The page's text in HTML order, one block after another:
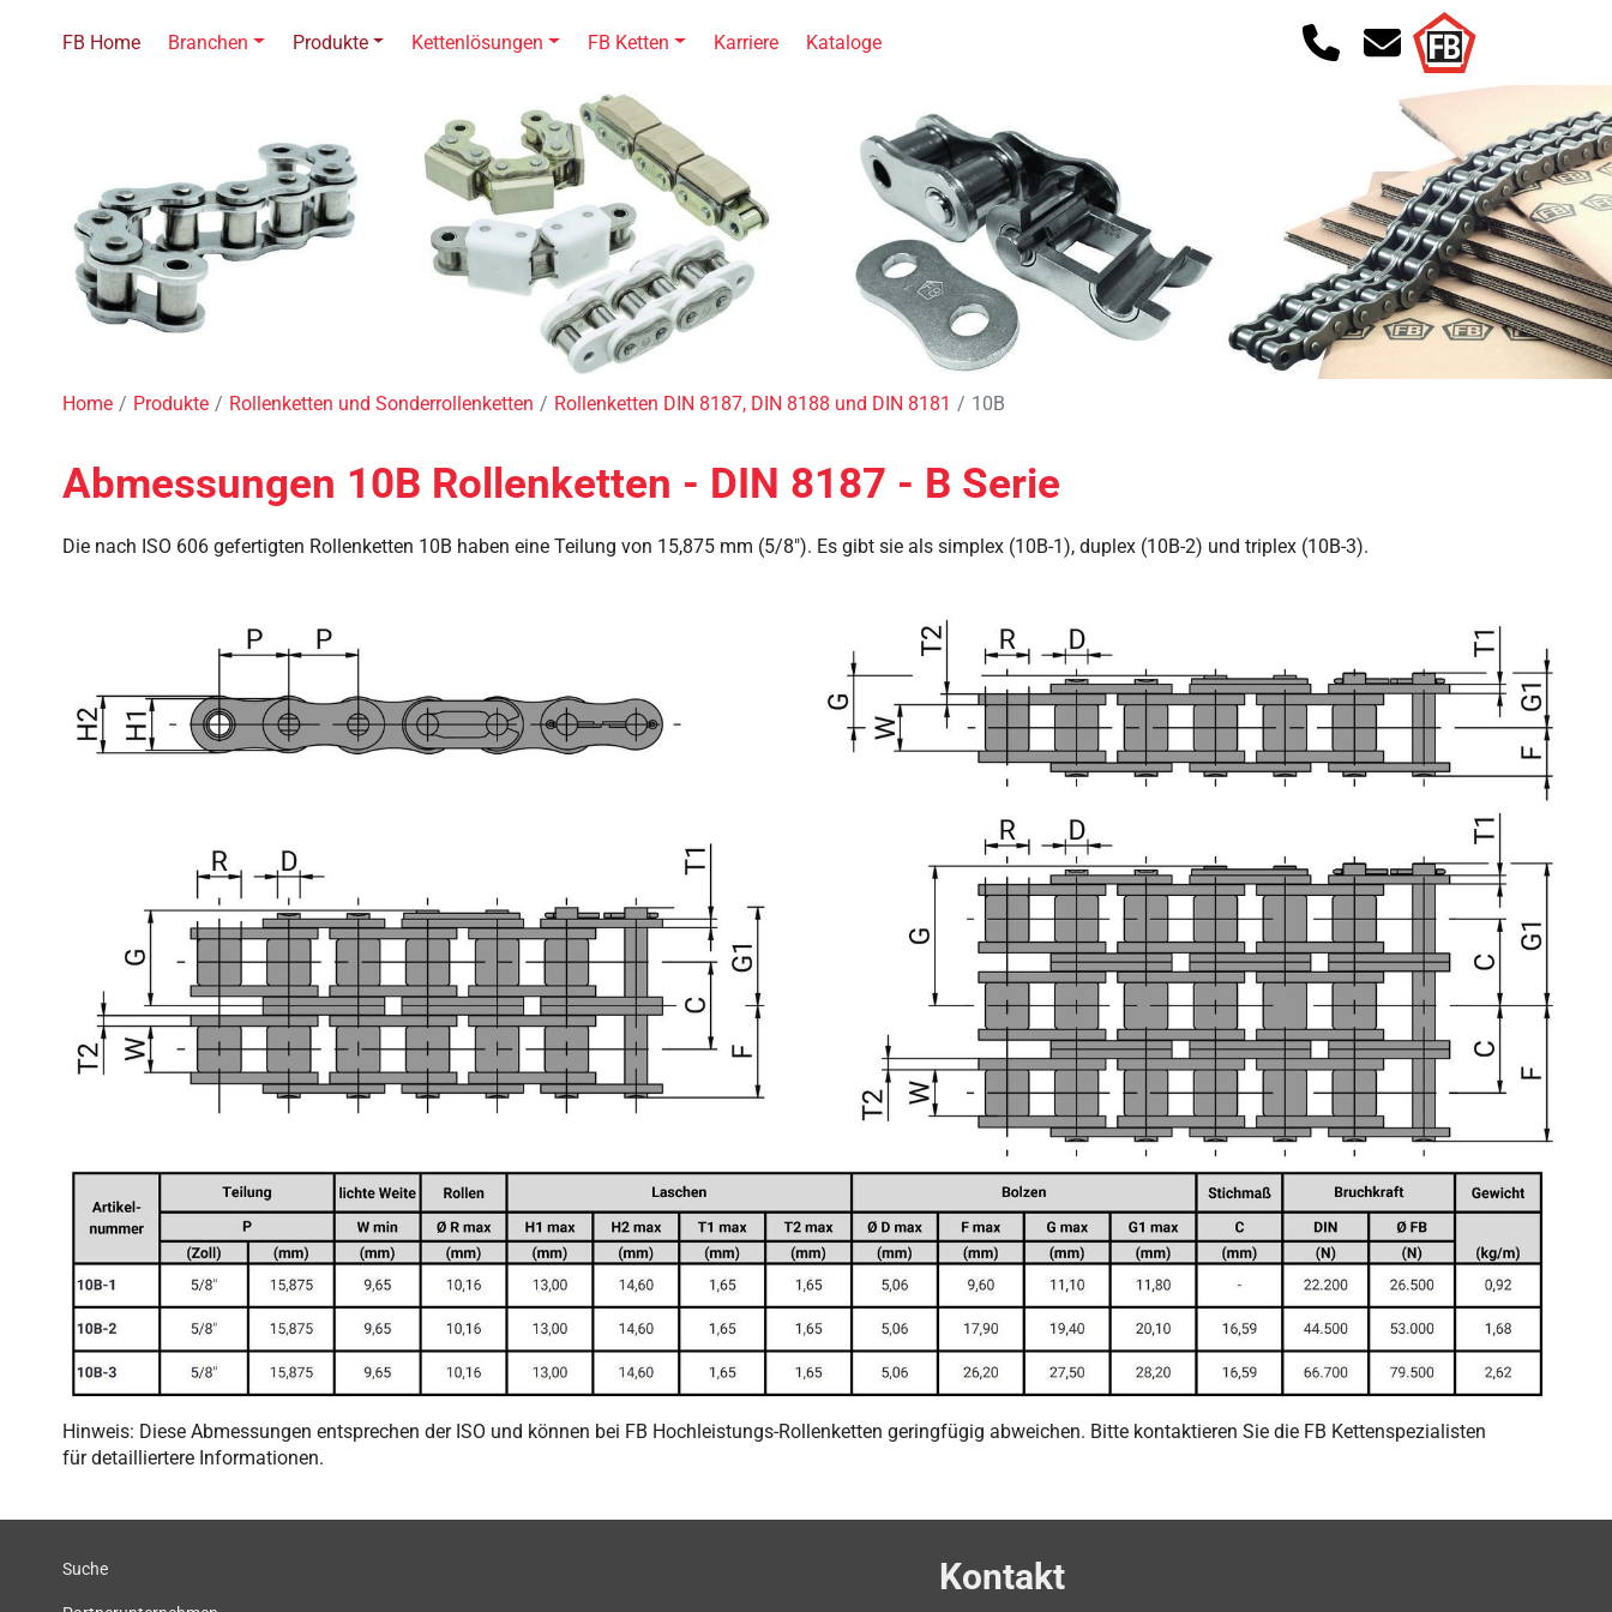
Home Produkte Rollenketten und Sonderrollenketten Rollenketten DIN 8187, DIN 8188 und DIN 8181 10B
Abmessungen 10B Rollenketten - DIN 8187 - B Serie
Die nach ISO 606 gefertigten Rollenketten 10B haben eine Teilung von 15,875 mm (5/8"). Es gibt sie als simplex (10B-1), duplex (10B-2) und triplex (10B-3).
Hinweis: Diese Abmessungen entsprechen der ISO und können bei FB Hochleistungs-Rollenketten geringfügig abweichen. Bitte kontaktieren Sie die FB Kettenspezialisten
für detailliertere Informationen.
Suche Kontakt
FB Home Branchen Produkte Kettenlösungen FB Ketten Karriere Kataloge